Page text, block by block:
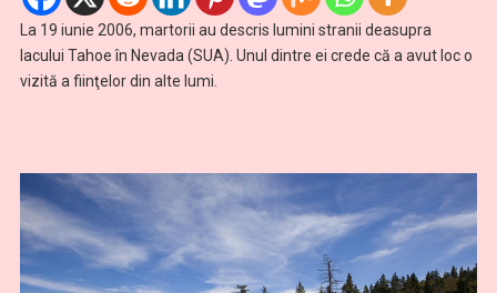
La 19 iunie 2006, martorii au descris lumini stranii deasupra
lacului Tahoe în Nevada (SUA). Unul dintre ei crede că a avut loc o
vizită a fiinţelor din alte lumi.